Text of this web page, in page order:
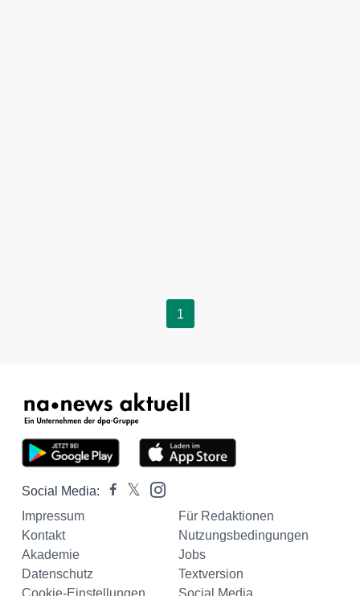
1
Social Media:
Impressum
Für Redaktionen
Kontakt
Nutzungsbedingungen
Akademie
Jobs
Datenschutz
Textversion
Cookie-Einstellungen
Social Media